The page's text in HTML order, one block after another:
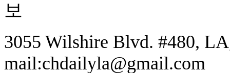
3055 Wilshire Blvd. #480,
mail:chdailyla@gmail.com